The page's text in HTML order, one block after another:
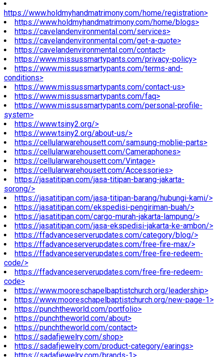
https://www.holdmyhandmatrimony.com/home/registration>
https://www.holdmyhandmatrimony.com/home/blogs>
https://cavelandenvironmental.com/services>
https://cavelandenvironmental.com/get-a-quote>
https://cavelandenvironmental.com/contact>
https://www.missussmartypants.com/privacy-policy>
https://www.missussmartypants.com/terms-and-
conditions>
https://www.missussmartypants.com/contact-us>
https://www.missussmartypants.com/faq>
https://www.missussmartypants.com/personal-profile-
system>
https://www.tsiny2.org/>
https://www.tsiny2.org/about-us/>
https://cellularwarehousett.com/samsung-moblie-parts>
https://cellularwarehousett.com/Cameraphones>
https://cellularwarehousett.com/Vintage>
https://cellularwarehousett.com/Accessories>
https://jasatitipan.com/jasa-titipan-barang-jakarta-
sorong/>
https://jasatitipan.com/jasa-titipan-barang/hubungi-kami/>
https://jasatitipan.com/ekspedisi-pengiriman-buah/>
https://jasatitipan.com/cargo-murah-jakarta-lampung/>
https://jasatitipan.com/jasa-ekspedisi-jakarta-ke-ambon/>
https://ffadvanceserverupdates.com/category/blog/>
https://ffadvanceserverupdates.com/free-fire-max/>
https://ffadvanceserverupdates.com/free-fire-redeem-
code/>
https://ffadvanceserverupdates.com/free-fire-redeem-
code>
https://www.mooreschapelbaptistchurch.org/leadership>
https://www.mooreschapelbaptistchurch.org/new-page-1>
https://punchtheworld.com/portfolio>
https://punchtheworld.com/about>
https://punchtheworld.com/contact>
https://sadafjewelry.com/shop>
https://sadafjewelry.com/product-category/earings>